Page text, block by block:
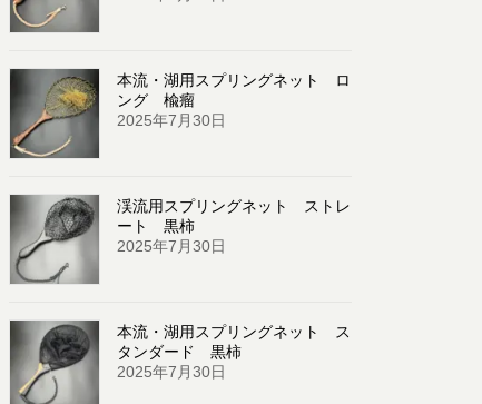
本流・湖用スプリングネット ロ
ング 楡瘤
2025年7月30日
渓流用スプリングネット ストレ
ート 黒柿
2025年7月30日
本流・湖用スプリングネット ス
タンダード 黒柿
2025年7月30日